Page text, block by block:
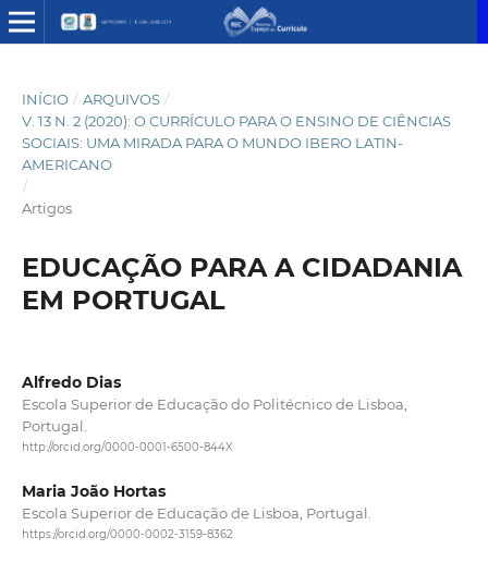
INÍCIO / ARQUIVOS /
V. 13 N. 2 (2020): O CURRÍCULO PARA O ENSINO DE CIÊNCIAS
SOCIAIS: UMA MIRADA PARA O MUNDO IBERO LATIN-
AMERICANO
/
Artigos
EDUCAÇÃO PARA A CIDADANIA
EM PORTUGAL
Alfredo Dias
Escola Superior de Educação do Politécnico de Lisboa,
Portugal.
http://orcid.org/0000-0001-6500-844X
Maria João Hortas
Escola Superior de Educação de Lisboa, Portugal.
https://orcid.org/0000-0002-3159-8362